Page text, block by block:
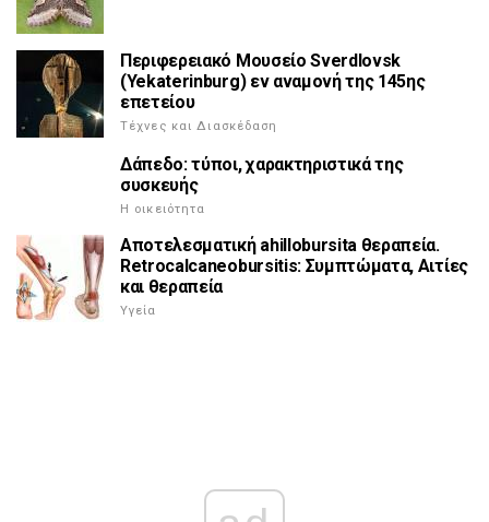
Περιφερειακό Μουσείο Sverdlovsk
(Yekaterinburg) εν αναμονή της 145ης
επετείου
Τέχνες και Διασκέδαση
Δάπεδο: τύποι, χαρακτηριστικά της
συσκευής
Η οικειότητα
Αποτελεσματική ahillobursita θεραπεία.
Retrocalcaneobursitis: Συμπτώματα, Αιτίες
και θεραπεία
Υγεία